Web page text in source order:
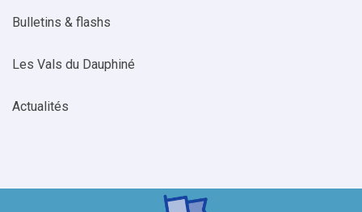
Bulletins & flashs
Les Vals du Dauphiné
Actualités